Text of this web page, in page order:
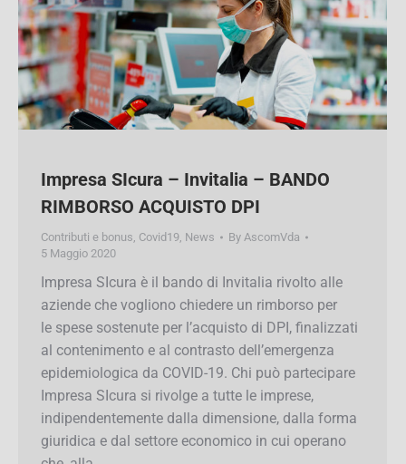
Impresa SIcura – Invitalia – BANDO
RIMBORSO ACQUISTO DPI
Contributi e bonus , , By
5 Maggio 2020
Impresa SIcura è il bando di Invitalia rivolto alle
aziende che vogliono chiedere un rimborso per
le spese sostenute per l’acquisto di DPI,
finalizzati al contenimento e al contrasto
dell’emergenza epidemiologica da COVID-19.
Chi può partecipare Impresa SIcura si rivolge a
tutte le imprese, indipendentemente dalla
dimensione, dalla forma giuridica e dal settore